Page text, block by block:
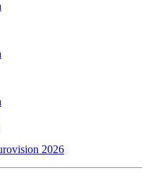
2026